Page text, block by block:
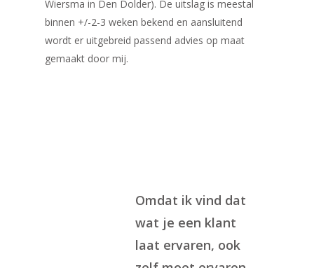
Wiersma in Den Dolder). De uitslag is meestal
binnen +/-2-3 weken bekend en aansluitend
wordt er uitgebreid passend advies op maat
gemaakt door mij.
Omdat ik vind dat
wat je een klant
laat ervaren, ook